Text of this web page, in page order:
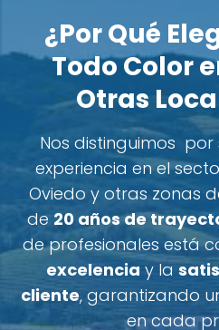
¿Por Qué
Todo Color
Otras
Nos distinguimos
experiencia en el
Oviedo y otras zonas
de 20 años de
de profesionales está
excelencia y la
cliente, garantizando
en cada